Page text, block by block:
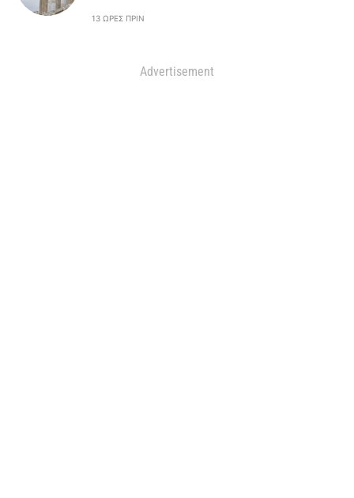
13 ΏΡΕΣ ΠΡΙΝ
Advertisement